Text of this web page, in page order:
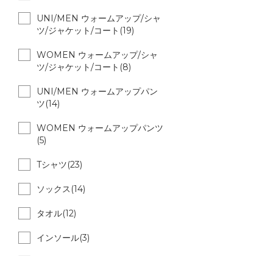
UNI/MEN ウォームアップ/シャ
ツ/ジャケット/コート(19)
WOMEN ウォームアップ/シャ
ツ/ジャケット/コート(8)
UNI/MEN ウォームアップパン
ツ(14)
WOMEN ウォームアップパンツ
(5)
Tシャツ(23)
ソックス(14)
タオル(12)
インソール(3)